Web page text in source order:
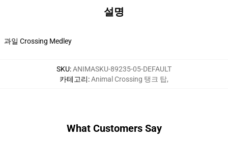
설명
과일 Crossing Medley
SKU:ANIMASKU-89235-05-DEFAULT
카테고리:Animal Crossing 탱크 탑,
What Customers Say